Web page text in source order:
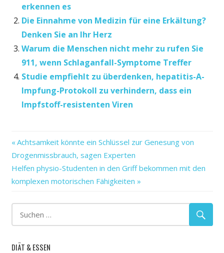
erkennen es
Die Einnahme von Medizin für eine Erkältung?
Denken Sie an Ihr Herz
Warum die Menschen nicht mehr zu rufen Sie
911, wenn Schlaganfall-Symptome Treffer
Studie empfiehlt zu überdenken, hepatitis-A-
Impfung-Protokoll zu verhindern, dass ein
Impfstoff-resistenten Viren
Bericht
Demenz:
eine
erfüllen?
Globale
Beitragsnavigation
Vorheriger
Beitrag:
Achtsamkeit könnte ein Schlüssel zur Genesung von
Drogenmissbrauch, sagen Experten
Nächster
Beitrag:
Helfen physio-Studenten in den Griff bekommen mit den
komplexen motorischen Fähigkeiten
DIÄT & ESSEN